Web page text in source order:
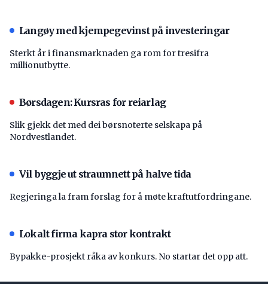
Langøy med kjempegevinst på investeringar
Sterkt år i finansmarknaden ga rom for tresifra
millionutbytte.
Børsdagen: Kursras for reiarlag
Slik gjekk det med dei børsnoterte selskapa på
Nordvestlandet.
Vil byggje ut straumnett på halve tida
Regjeringa la fram forslag for å møte kraftutfordringane.
Lokalt firma kapra stor kontrakt
Bypakke-prosjekt råka av konkurs. No startar det opp att.